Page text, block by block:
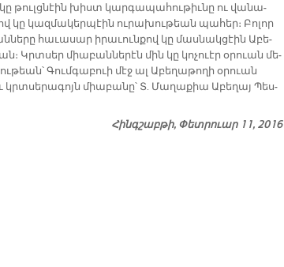
թուլց­նէին խիստ կար­գա­պա­հու­թիւ­նը ու վա­նա­
կը կազ­մա­կեր­պէին ու­րա­խու­թեան պա­հեր։ Բո­լոր
հա­ւա­սար ի­րա­ւուն­քով կը մաս­նակ­ցէին Ա­բե­
Կրտսեր միա­բան­նե­րէն մին կը կո­չուէր օ­րուան մե­
Գում­գա­բուի մէջ ալ Ա­բե­ղա­թո­ղի օ­րուան
միա­բա­նը՝ Տ. Մա­ղա­քիա Ա­բե­ղայ Պես­
Հինգշաբթի, Փետրուար 11, 2016